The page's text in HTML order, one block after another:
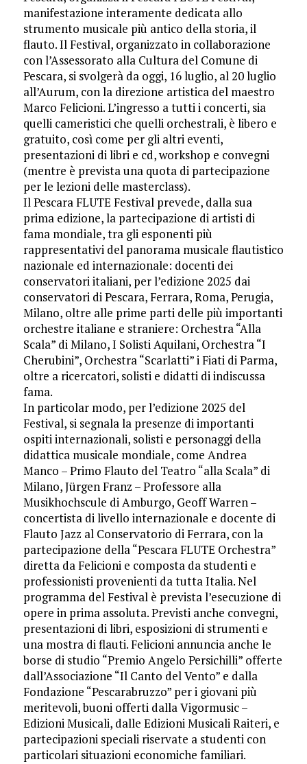
manifestazione interamente dedicata allo
strumento musicale più antico della storia, il
flauto. Il Festival, organizzato in collaborazione
con l’Assessorato alla Cultura del Comune di
Pescara, si svolgerà da oggi, 16 luglio, al 20 luglio
all’Aurum, con la direzione artistica del maestro
Marco Felicioni. L’ingresso a tutti i concerti, sia
quelli cameristici che quelli orchestrali, è libero e
gratuito, così come per gli altri eventi,
presentazioni di libri e cd, workshop e convegni
(mentre è prevista una quota di partecipazione
per le lezioni delle masterclass).
Il Pescara FLUTE Festival prevede, dalla sua
prima edizione, la partecipazione di artisti di
fama mondiale, tra gli esponenti più
rappresentativi del panorama musicale flautistico
nazionale ed internazionale: docenti dei
conservatori italiani, per l’edizione 2025 dai
conservatori di Pescara, Ferrara, Roma, Perugia,
Milano, oltre alle prime parti delle più importanti
orchestre italiane e straniere: Orchestra “Alla
Scala” di Milano, I Solisti Aquilani, Orchestra “I
Cherubini”, Orchestra “Scarlatti” i Fiati di Parma,
oltre a ricercatori, solisti e didatti di indiscussa
fama.
In particolar modo, per l’edizione 2025 del
Festival, si segnala la presenze di importanti
ospiti internazionali, solisti e personaggi della
didattica musicale mondiale, come Andrea
Manco – Primo Flauto del Teatro “alla Scala” di
Milano, Jürgen Franz – Professore alla
Musikhochscule di Amburgo, Geoff Warren –
concertista di livello internazionale e docente di
Flauto Jazz al Conservatorio di Ferrara, con la
partecipazione della “Pescara FLUTE Orchestra”
diretta da Felicioni e composta da studenti e
professionisti provenienti da tutta Italia. Nel
programma del Festival è prevista l’esecuzione di
opere in prima assoluta. Previsti anche convegni,
presentazioni di libri, esposizioni di strumenti e
una mostra di flauti. Felicioni annuncia anche le
borse di studio “Premio Angelo Persichilli” offerte
dall’Associazione “Il Canto del Vento” e dalla
Fondazione “Pescarabruzzo” per i giovani più
meritevoli, buoni offerti dalla Vigormusic –
Edizioni Musicali, dalle Edizioni Musicali Raiteri, e
partecipazioni speciali riservate a studenti con
particolari situazioni economiche familiari.